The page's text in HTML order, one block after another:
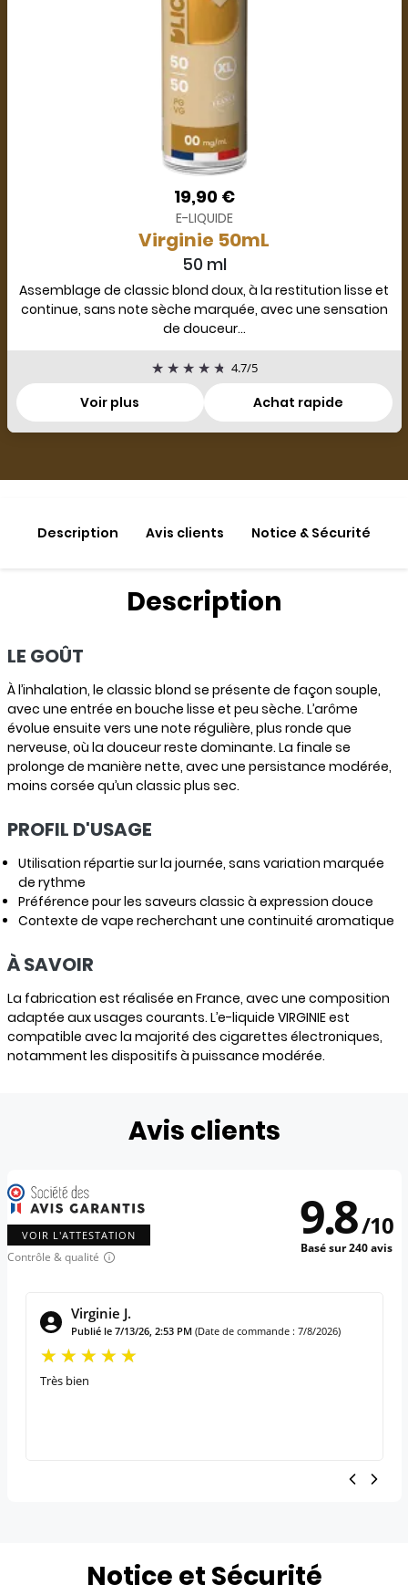
19,90 €
E-LIQUIDE
Virginie 50mL
50 ml
Assemblage de classic blond doux, à la restitution lisse et
continue, sans note sèche marquée, avec une sensation
de douceur...
4.7/5
Voir plus Achat rapide
Description Avis clients Notice & Sécurité
Description
LE GOÛT
À l’inhalation, le classic blond se présente de façon souple,
avec une entrée en bouche lisse et peu sèche. L’arôme
évolue ensuite vers une note régulière, plus ronde que
nerveuse, où la douceur reste dominante. La finale se
prolonge de manière nette, avec une persistance modérée,
moins corsée qu’un classic plus sec.
PROFIL D'USAGE
Utilisation répartie sur la journée, sans variation marquée
de rythme
Préférence pour les saveurs classic à expression douce
Contexte de vape recherchant une continuité aromatique
À SAVOIR
La fabrication est réalisée en France, avec une composition
adaptée aux usages courants. L’e-liquide VIRGINIE est
compatible avec la majorité des cigarettes électroniques,
notamment les dispositifs à puissance modérée.
Avis clients
VOIR L'ATTESTATION
Contrôle & qualité
9.8/10
Basé sur 240 avis
Virginie J.
Publié le 7/13/26, 2:53 PM (Date de commande : 7/8/2026)
Très bien
Notice et Sécurité